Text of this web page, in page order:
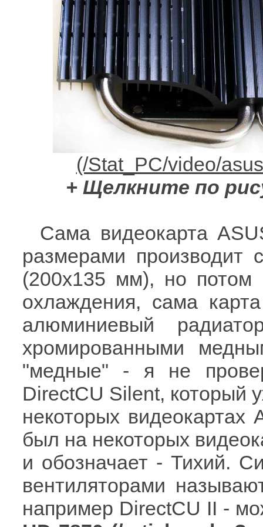
+ Щелкните по
Сама видеокарта
размерами производит
(200x135 мм), но потом
охлаждения, сама
алюминиевый
хромированными
"медные" - я не
DirectCU Silent, который
некоторых
был на некоторых
и обозначает - Тихий.
вентиляторами
например DirectCU II -